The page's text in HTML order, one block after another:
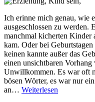
Ich erinne mich genau, wie
ausgeschlossen zu werden.
manchmal kicherten Kinder
kam. Oder bei
keinen kannte außer das
einen unsichtbaren
Unwillkommen. Es war oft
bösen Wörter, es war nur
an… Weiterlesen